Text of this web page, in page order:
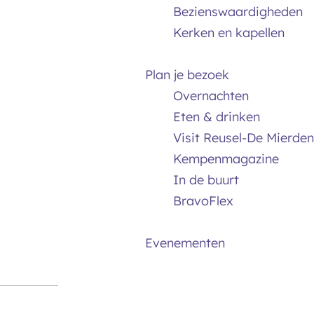
Bezienswaardigheden
Kerken en kapellen
Plan je bezoek
Overnachten
Eten & drinken
Visit Reusel-De Mierden
Kempenmagazine
In de buurt
BravoFlex
Evenementen